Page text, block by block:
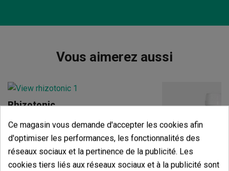
Vous aimerez aussi
Rhizotonic
14,57 €
17,56 € -17%
Ce magasin vous demande d'accepter les cookies afin
d'optimiser les performances, les fonctionnalités des
réseaux sociaux et la pertinence de la publicité. Les
cookies tiers liés aux réseaux sociaux et à la publicité sont